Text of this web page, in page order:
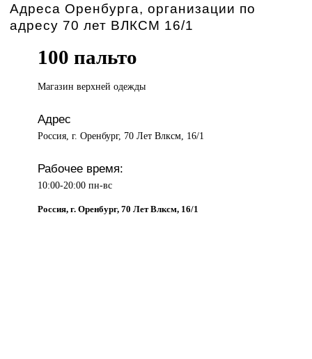
Адреса Оренбурга, организации по
адресу 70 лет ВЛКСМ 16/1
100 пальто
Магазин верхнейодежды
Адрес
Россия, г. Оренбург, 70 Лет Влксм, 16/1
Рабочее время:
10:00-20:00 пн-вс
Россия, г. Оренбург, 70 Лет Влксм, 16/1